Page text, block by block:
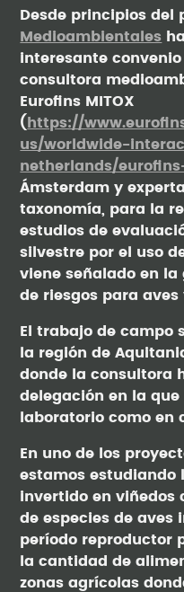
Desde principios del
Medioambientales
interesante
consultora
Eurofins MITOX
( https://
us/worldwide-
netherlands/
Ámsterdam y
taxonomía, para la
estudios de
silvestre por el uso
viene señalado en
de riesgos para aves
El trabajo de campo
la región de
donde la consultora
delegación en la
laboratorio como en
En uno de los
estamos estudiando
invertido en viñedos
de especies de aves
período reproductor
la cantidad de
zonas agrícolas